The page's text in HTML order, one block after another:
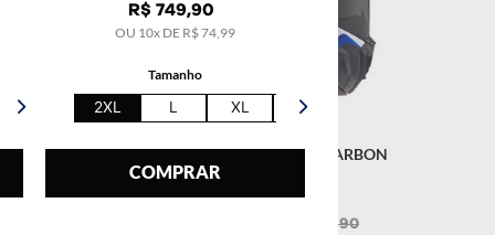
R$ 749,90
OU 10x DE R$74 99
Tamanho
2XL L XL 5XL
COMPRAR
CARBON
CAPACETE LS2 THUNDER CARBON
RACING 1 AZUL
,90